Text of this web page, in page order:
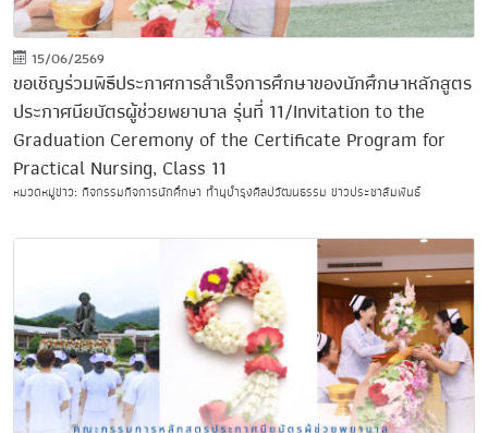
15/06/2569
ขอเชิญร่วมพิธีประกาศการสำเร็จการศึกษาของนักศึกษาหลักสูตร
ประกาศนียบัตรผู้ช่วยพยาบาล รุ่นที่ 11/Invitation to the
Graduation Ceremony of the Certificate Program for
Practical Nursing, Class 11
หมวดหมู่ข่าว: กิจกรรมกิจการนักศึกษา ทำนุบำรุงศิลปวัฒนธรรม ข่าวประชาสัมพันธ์